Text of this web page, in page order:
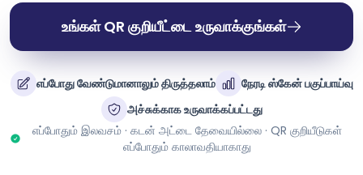
உங்கள் QR குறியீட்டை உருவாக்குங்கள்
எப்போது வேண்டுமானாலும் திருத்தலாம்
நேரடி ஸ்கேன் பகுப்பாய்வு
அச்சுக்காக உருவாக்கப்பட்டது
எப்போதும் இலவசம் · கடன் அட்டை தேவையில்லை · QR குறியீடுகள்
எப்போதும் காலாவதியாகாது